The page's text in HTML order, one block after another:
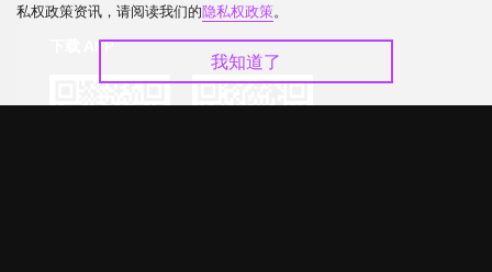
下载 APP
私权政策资讯，请阅读我们的隐私权政策。
我知道了